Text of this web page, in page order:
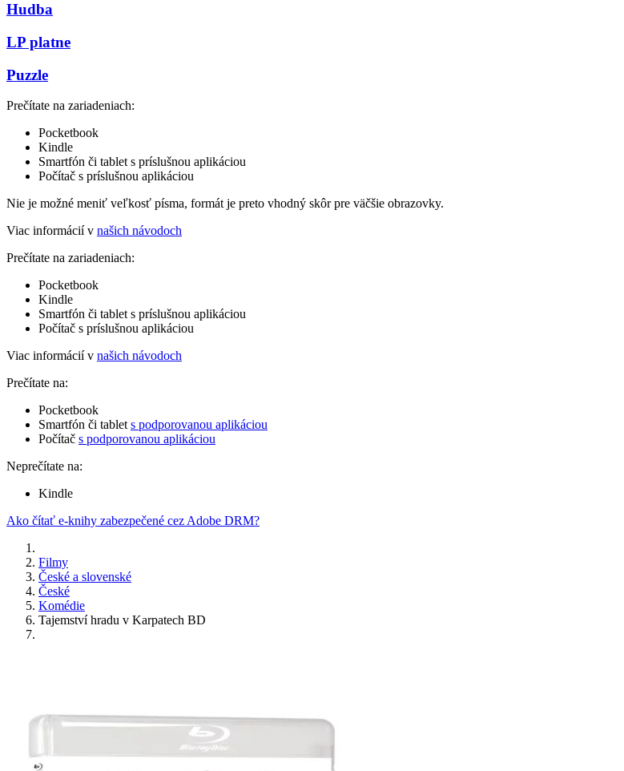
Hudba
LP platne
Puzzle
Prečítate na zariadeniach:
Pocketbook
Kindle
Smartfón či tablet s príslušnou aplikáciou
Počítač s príslušnou aplikáciou
Nie je možné meniť veľkosť písma, formát je preto vhodný skôr pre väčšie obrazovky.
Viac informácií v našich návodoch
Prečítate na zariadeniach:
Pocketbook
Kindle
Smartfón či tablet s príslušnou aplikáciou
Počítač s príslušnou aplikáciou
Viac informácií v našich návodoch
Prečítate na:
Pocketbook
Smartfón či tablet s podporovanou aplikáciou
Počítač s podporovanou aplikáciou
Neprečítate na:
Kindle
Ako čítať e-knihy zabezpečené cez Adobe DRM?
Filmy
České a slovenské
České
Komédie
Tajemství hradu v Karpatech BD